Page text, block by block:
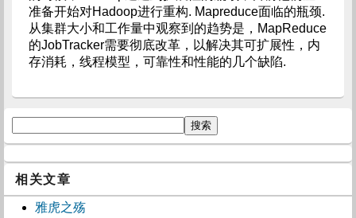
准备开始对Hadoop进行重构. Mapreduce面临的瓶颈.
从集群大小和工作量中观察到的趋势是，MapReduce
的JobTracker需要彻底改革，以解决其可扩展性，内
存消耗，线程模型，可靠性和性能的几个缺陷.
相关文章
雅虎之殇